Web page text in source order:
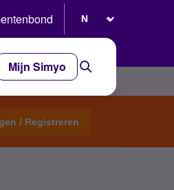
Mijn Simyo
/ Registreren